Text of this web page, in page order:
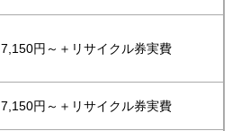
7,150円～＋リサイクル券実費
7,150円～＋リサイクル券実費